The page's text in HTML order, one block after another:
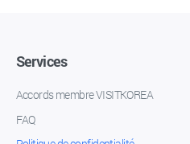
Services
Accords membre VISITKOREA
FAQ